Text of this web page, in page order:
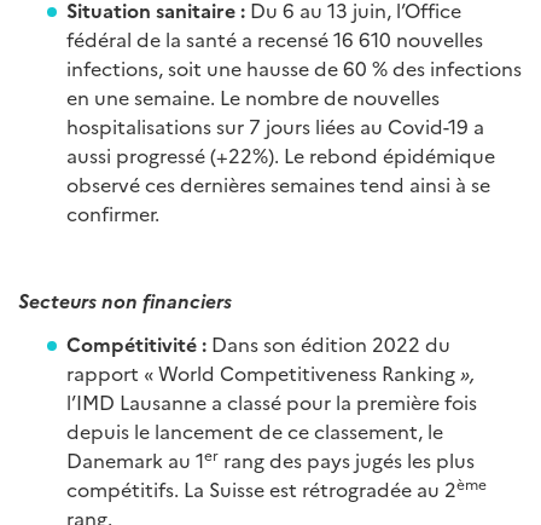
Situation sanitaire : Du 6 au 13 juin, l’Office
fédéral de la santé a recensé 16 610 nouvelles
infections, soit une hausse de 60 % des infections
en une semaine. Le nombre de nouvelles
hospitalisations sur 7 jours liées au Covid-19 a
aussi progressé (+22%). Le rebond épidémique
observé ces dernières semaines tend ainsi à se
confirmer.
Secteurs non financiers
Compétitivité : Dans son édition 2022 du
rapport « World Competitiveness Ranking»,
l’IMD Lausanne a classé pour la première fois
depuis le lancement de ce classement, le
Danemark au 1er rang des pays jugés les plus
compétitifs. La Suisse est rétrogradée au 2ème
rang.